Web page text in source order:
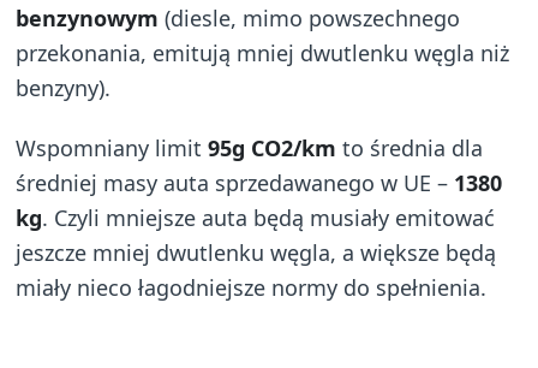
benzynowym (diesle, mimo powszechnego
przekonania, emitują mniej dwutlenku węgla niż
benzyny).
Wspomniany limit95g CO2/km to średnia dla
średniej masy auta sprzedawanego w UE – 1380
kg. Czyli mniejsze auta będą musiały emitować
jeszcze mniej dwutlenku węgla, a większe będą
miały nieco łagodniejsze normy do spełnienia.